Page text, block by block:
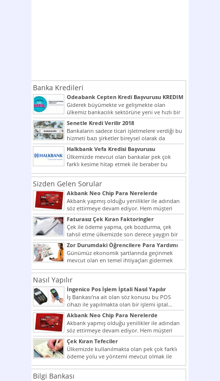
Banka Kredileri
Odeabank Cepten Kredi Başvurusu KREDIM
8444
Giderek büyümekte ve gelişmekte olan
ülkemiz bankacılık sektörüne yeni ve hızlı bir
giriş yapmış olan...
Senetle Kredi Verilir 2018
Bankaların sadece ticari işletmelere verdiği bu
hizmeti bazı şirketler bireysel olarak da
vermektedir. Senetle kredi...
Halkbank Vefa Kredisi Başvurusu
Ülkemizde mevcut olan bankalar pek çok
farklı kesime hitap etmek ile beraber bu
noktada son...
Sizden Gelen Sorular
Akbank Neo Chip Para Nerelerde
Kullanılır?
Akbank yapmış olduğu yenilikler ile adından
söz ettirmeye devam ediyor. Hem müşteri
potansiyelini arttırmak hem...
Faturasız Çek Kıran Faktoringler
Çek ile ödeme yapma, çek bozdurma, çek
tahsil etme ülkemizde son derece yaygın bir
şekilde...
Zor Durumdaki Öğrencilere Para Yardımı
Günümüz ekonomik şartlarında geçinmek
mevcut olan en temel ihtiyaçları gidermek
dahi son derece zor olmak...
Nasıl Yapılır
İngenico Pos İşlem İptali Nasıl Yapılır
İş Bankası’na ait olan söz konusu bu POS
cihazı ile yapılmakta olan bir işlemi iptal...
Akbank Neo Chip Para Nerelerde
Kullanılır?
Akbank yapmış olduğu yenilikler ile adından
söz ettirmeye devam ediyor. Hem müşteri
potansiyelini arttırmak hem...
Çek Kıran Tefeciler
Ülkemizde kullanılmakta olan pek çok farklı
ödeme yolu ve yöntemi mevcut olmak ile
beraber bunlar...
Bilgi Bankası